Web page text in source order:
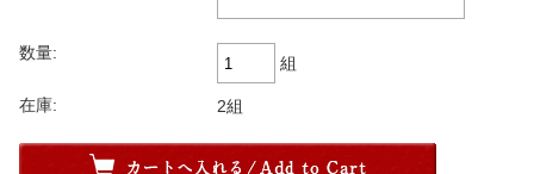
数量:
組
在庫: 2組